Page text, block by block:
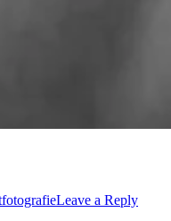
Leave a Reply